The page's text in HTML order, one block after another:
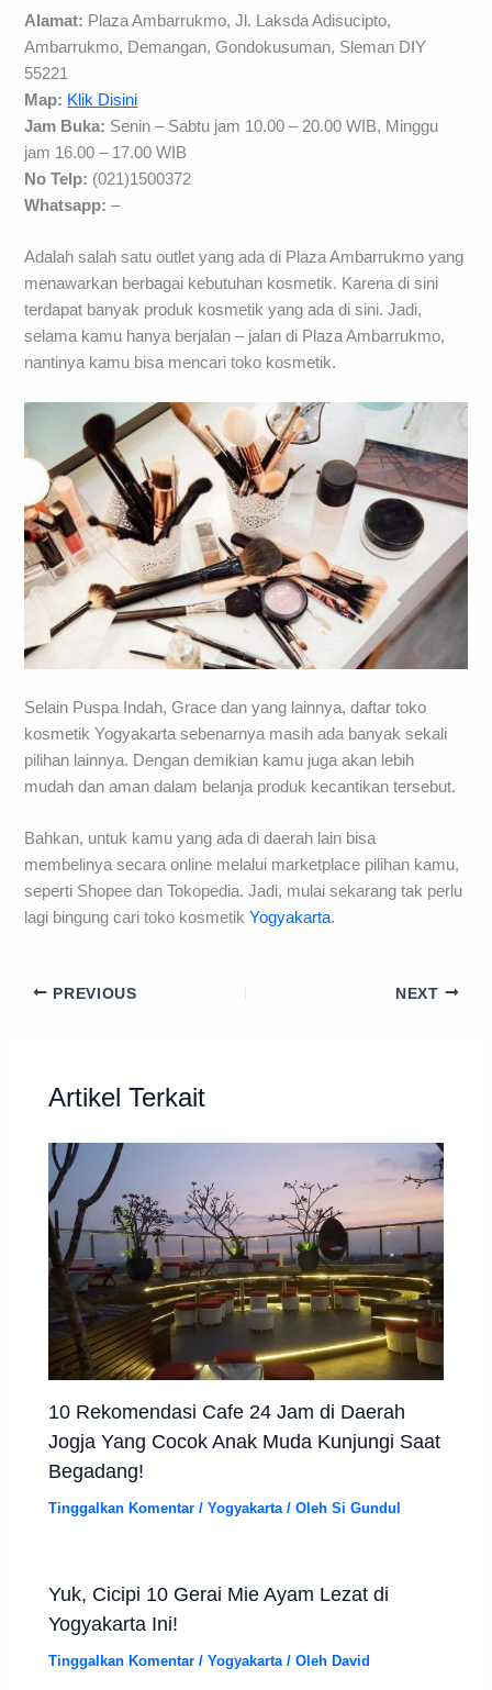
Alamat: Plaza Ambarrukmo, Jl. Laksda Adisucipto,
Ambarrukmo, Demangan, Gondokusuman, Sleman DIY
55221
Map: Klik Disini
Jam Buka: Senin – Sabtu jam 10.00 – 20.00 WIB, Minggu
jam 16.00 – 17.00 WIB
No Telp: (021)1500372
Whatsapp: –
Adalah salah satu outlet yang ada di Plaza Ambarrukmo yang
menawarkan berbagai kebutuhan kosmetik. Karena di sini
terdapat banyak produk kosmetik yang ada di sini. Jadi,
selama kamu hanya berjalan – jalan di Plaza Ambarrukmo,
nantinya kamu bisa mencari toko kosmetik.
Selain Puspa Indah, Grace dan yang lainnya, daftar toko
kosmetik Yogyakarta sebenarnya masih ada banyak sekali
pilihan lainnya. Dengan demikian kamu juga akan lebih
mudah dan aman dalam belanja produk kecantikan tersebut.
Bahkan, untuk kamu yang ada di daerah lain bisa
membelinya secara online melalui marketplace pilihan kamu,
seperti Shopee dan Tokopedia. Jadi, mulai sekarang tak perlu
lagi bingung cari toko kosmetikYogyakarta.
PREVIOUS NEXT
Artikel Terkait
10 Rekomendasi Cafe 24 Jam di Daerah
Jogja Yang Cocok Anak Muda Kunjungi Saat
Begadang!
Tinggalkan Komentar /Yogyakarta / OlehSi Gundul
Yuk, Cicipi 10 Gerai Mie Ayam Lezat di
Yogyakarta Ini!
Tinggalkan Komentar /Yogyakarta/ Oleh David